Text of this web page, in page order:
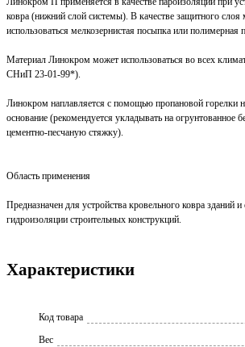
ковра (нижний слой системы). В качестве защитного слоя
использоваться мелкозернистая посыпка или полимерная
Материал Линокром может использоваться во всех
СНиП 23-01-99*).
Линокром наплавляется с помощью пропановой горелки
основание (рекомендуется укладывать на огрунтованное
цементно-песчаную стяжку).
Область применения
Предназначен для устройства кровельного ковра зданий
гидроизоляции строительных конструкций.
Характеристики
Код товара
Вес